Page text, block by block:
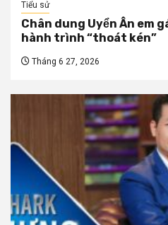
Tiểu sử
Chân dung Uyển Ân em
hành trình “thoát kén”
Tháng 6 27, 2026